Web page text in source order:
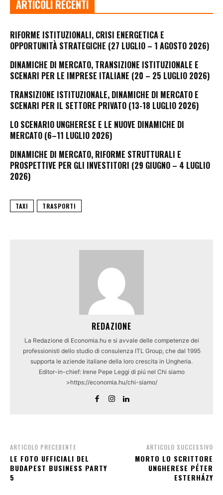
ARTICOLI RECENTI
RIFORME ISTITUZIONALI, CRISI ENERGETICA E
OPPORTUNITÀ STRATEGICHE (27 LUGLIO – 1 AGOSTO 2026)
DINAMICHE DI MERCATO, TRANSIZIONE ISTITUZIONALE E
SCENARI PER LE IMPRESE ITALIANE (20 – 25 LUGLIO 2026)
TRANSIZIONE ISTITUZIONALE, DINAMICHE DI MERCATO E
SCENARI PER IL SETTORE PRIVATO (13-18 LUGLIO 2026)
LO SCENARIO UNGHERESE E LE NUOVE DINAMICHE DI
MERCATO (6–11 LUGLIO 2026)
DINAMICHE DI MERCATO, RIFORME STRUTTURALI E
PROSPETTIVE PER GLI INVESTITORI (29 GIUGNO – 4 LUGLIO
2026)
TAXI TRASPORTI
REDAZIONE
La Redazione di Economia.hu e si avvale delle competenze dei
professionisti dello studio di consulenza ITL Group, che dal 1995
supporta le aziende italiane della loro crescita in Ungheria.
Editor-in-chief: Irene Pepe Leggi di piú nel Chi siamo
>https://economia.hu/chi-siamo/
ARTICOLO PRECEDENTE
LE FOTO UFFICIALI DEL
BUDAPEST BUSINESS PARTY
5
ARTICOLO SUCCESSIVO
MORTO LO SCRITTORE
UNGHERESE PÉTER
ESTERHÁZY